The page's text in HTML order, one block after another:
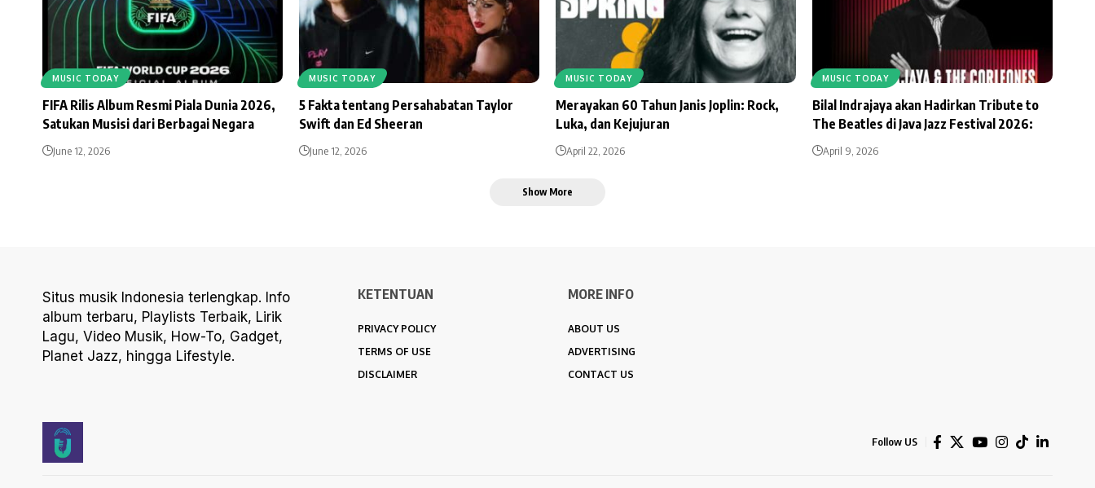
MUSIC TODAY
FIFA Rilis Album Resmi Piala Dunia 2026,
Satukan Musisi dari Berbagai Negara
June 12, 2026
MUSIC TODAY
5 Fakta tentang Persahabatan Taylor
Swift dan Ed Sheeran
June 12, 2026
MUSIC TODAY
Merayakan 60 Tahun Janis Joplin: Rock,
Luka, dan Kejujuran
April 22, 2026
MUSIC TODAY
Bilal Indrajaya akan Hadirkan Tribute to
The Beatles di Java Jazz Festival 2026:
April 9, 2026
Show More
Situs musik Indonesia terlengkap. Info
album terbaru, Playlists Terbaik, Lirik
Lagu, Video Musik, How-To, Gadget,
Planet Jazz, hingga Lifestyle.
KETENTUAN
PRIVACY POLICY
TERMS OF USE
DISCLAIMER
MORE INFO
ABOUT US
ADVERTISING
CONTACT US
Follow US